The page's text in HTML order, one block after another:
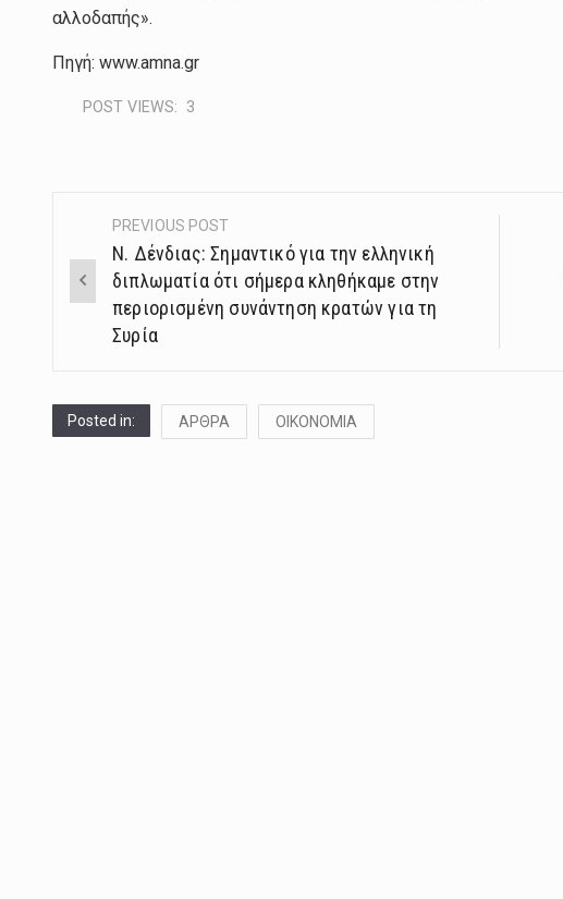
αλλοδαπής».
Πηγή: www.amna.gr
POST VIEWS: 3
Post
navigation
PREVIOUS POST
Ν. Δένδιας: Σημαντικό για την ελληνική
διπλωματία ότι σήμερα κληθήκαμε στην
περιορισμένη συνάντηση κρατών για τη
Συρία
Posted in: ΑΡΘΡΑ ΟΙΚΟΝΟΜΙΑ